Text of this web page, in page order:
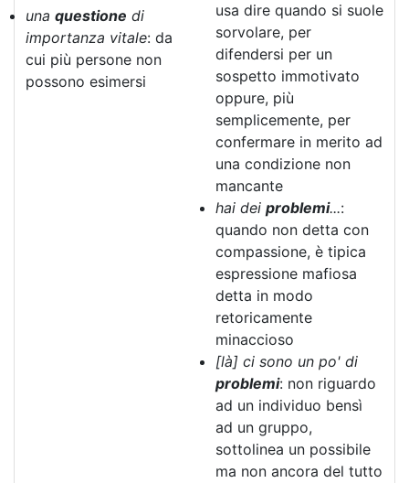
una questione di
importanza vitale: da
cui più persone non
possono esimersi
usa dire quando si suole
sorvolare, per
difendersi per un
sospetto immotivato
oppure, più
semplicemente, per
confermare in merito ad
una condizione non
mancante
hai dei problemi...:
quando non detta con
compassione, è tipica
espressione mafiosa
detta in modo
retoricamente
minaccioso
[là] ci sono un po' di
problemi: non riguardo
ad un individuo bensì
ad un gruppo,
sottolinea un possibile
ma non ancora del tutto